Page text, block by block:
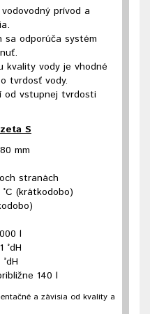
prívod a
sa odporúča systém
kvality vody je vhodné
tvrdosť vody.
od vstupnej tvrdosti
S
mm
stranách
(krátkodobo)
l
°dH
140 l
a závisia od kvality a